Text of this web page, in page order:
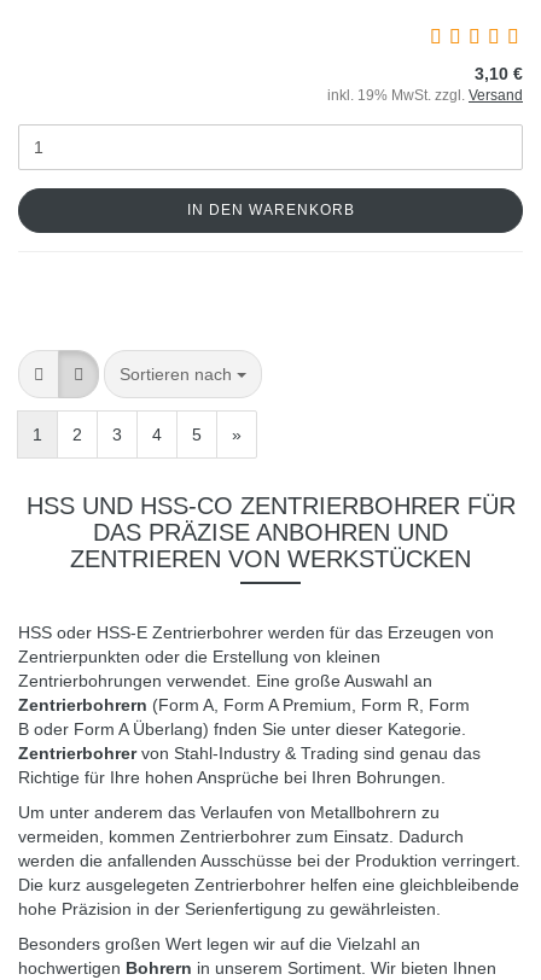
3,10 €
inkl. 19% MwSt. zzgl. Versand
IN DEN WARENKORB
Sortieren nach
1 2 3 4 5 »
HSS UND HSS-CO ZENTRIERBOHRER FÜR
DAS PRÄZISE ANBOHREN UND
ZENTRIEREN VON WERKSTÜCKEN
HSS oder HSS-E Zentrierbohrer werden für das Erzeugen von
Zentrierpunkten oder die Erstellung von kleinen
Zentrierbohrungen verwendet. Eine große Auswahl an
Zentrierbohrern (Form A Form A Premium Form R
Form
B oder Form A Überlang) fnden Sie unter dieser Kategorie.
Zentrierbohrervon Stahl-Industry & Trading sind genau das
Richtige für Ihre hohen Ansprüche bei Ihren Bohrungen
Um unter anderem das Verlaufen von Metallbohrern zu
vermeiden, kommen Zentrierbohrer zum Einsatz. Dadurch
werden die anfallenden Ausschüsse bei der Produktion verringert.
Die kurz ausgelegeten Zentrierbohrer helfen eine gleichbleibende
hohe Präzision in der Serienfertigung zu gewährleisten.
Besonders großen Wert legen wir auf die Vielzahl an
hochwertigen Bohrern in unserem Sortiment. Wir bieten Ihnen